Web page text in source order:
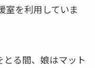
室を利用していま
る間、娘はマット